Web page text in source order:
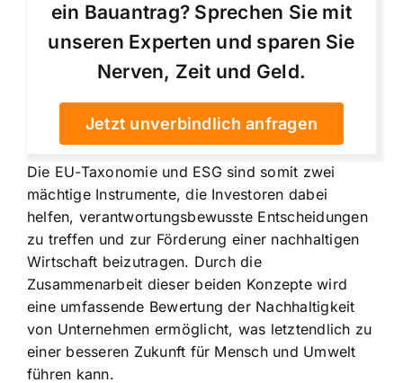
ein Bauantrag? Sprechen Sie mit
unseren Experten und sparen Sie
Nerven, Zeit und Geld.
Jetzt unverbindlich anfragen
Die EU-Taxonomie und ESG sind somit zwei
mächtige Instrumente, die Investoren dabei
helfen, verantwortungsbewusste Entscheidungen
zu treffen und zur Förderung einer nachhaltigen
Wirtschaft beizutragen. Durch die
Zusammenarbeit dieser beiden Konzepte wird
eine umfassende Bewertung der Nachhaltigkeit
von Unternehmen ermöglicht, was letztendlich zu
einer besseren Zukunft für Mensch und Umwelt
führen kann.